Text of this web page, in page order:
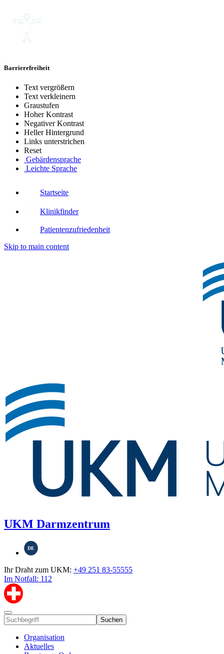
Barrierefreiheit
Text vergrößern
Text verkleinern
Graustufen
Hoher Kontrast
Negativer Kontrast
Heller Hintergrund
Links unterstrichen
Reset
Gebärdensprache
Leichte Sprache
Startseite
Klinikfinder
Patientenzufriedenheit
Skip to main content
UKM Darmzentrum
DE
Ihr Draht zum UKM: +49 251 83-55555
Im Notfall: 112
Suchen
Organisation
Aktuelles